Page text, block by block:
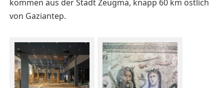
kommen aus der Stadt Zeugma, knapp 60 km östlich
von Gaziantep.